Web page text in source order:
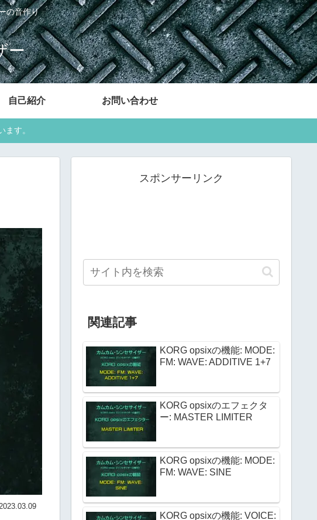
の音作り
ー
自己紹介 お問い合わせ
す。
スポンサーリンク
関連記事
KORG opsixの機能: MODE:
FM: WAVE: ADDITIVE 1+7
KORG opsixのエフェクタ
ー: MASTER LIMITER
KORG opsixの機能: MODE:
FM: WAVE: SINE
KORG opsixの機能: VOICE: